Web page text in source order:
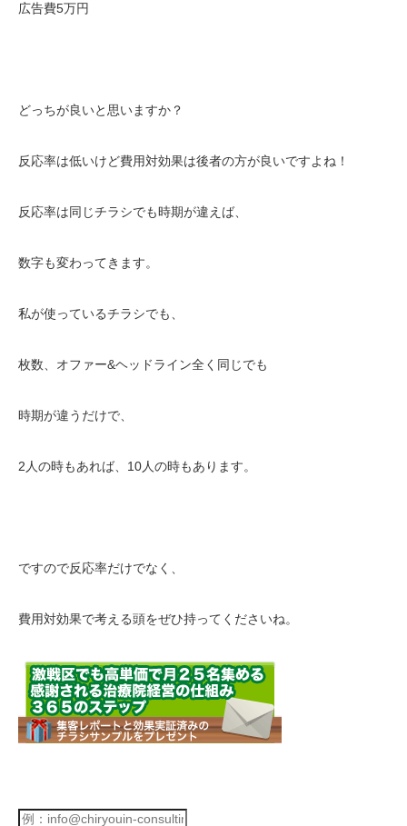
広告費5万円
どっちが良いと思いますか？
反応率は低いけど費用対効果は後者の方が良いですよね！
反応率は同じチラシでも時期が違えば、
数字も変わってきます。
私が使っているチラシでも、
枚数、オファー&ヘッドライン全く同じでも
時期が違うだけで、
2人の時もあれば、10人の時もあります。
ですので反応率だけでなく、
費用対効果で考える頭をぜひ持ってくださいね。